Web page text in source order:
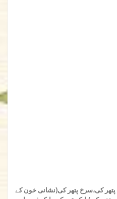
کی،سرخ پتھر کی(نشانی خون کے